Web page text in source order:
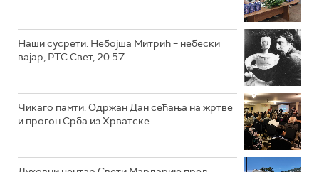
Наши сусрети: Небојша Митрић – небески
вајар, РТС Свет, 20.57
Чикаго памти: Одржан Дан сећања на жртве
и прогон Срба из Хрватске